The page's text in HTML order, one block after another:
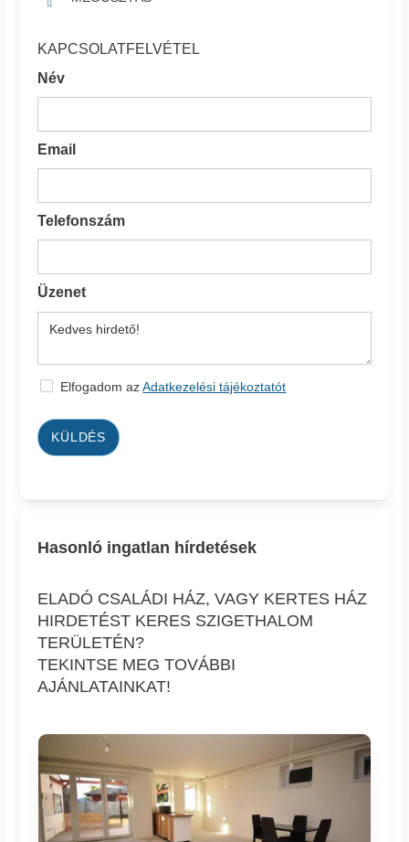
KAPCSOLATFELVÉTEL
Név
Email
Telefonszám
Üzenet
Elfogadom azAdatkezelési tájékoztatót
KÜLDÉS
Hasonló ingatlan hírdetések
ELADÓ CSALÁDI HÁZ, VAGY KERTES HÁZ
HIRDETÉST KERES SZIGETHALOM
TERÜLETÉN?
TEKINTSE MEG TOVÁBBI
AJÁNLATAINKAT!